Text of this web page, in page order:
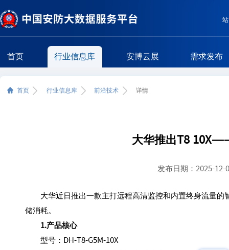
首页 行业信息库 安博云展 需求发布
首页 行业信息库 前沿技术 详情
大华推出T8
发布日期：2025-12-
大华近日推出一款主打远程高清监控和内置终身流量的
储消耗。
1.产品核心
型号：DH-T8-G5M-10X